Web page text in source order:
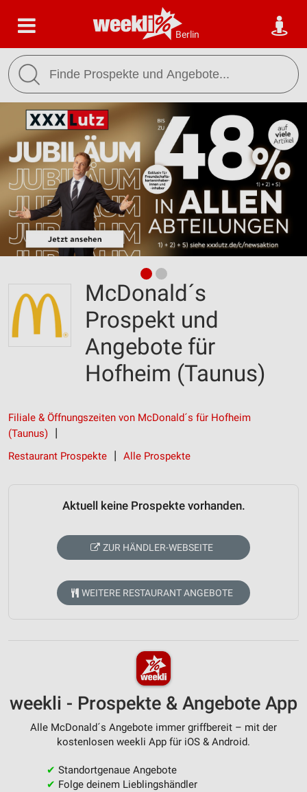
Berlin
McDonald´s
Prospekt und
Angebote für
Hofheim (Taunus)
Filiale & Öffnungszeiten von McDonald´s für Hofheim
(Taunus)
Restaurant Prospekte
Alle Prospekte
Aktuell keine Prospekte vorhanden.
ZUR HÄNDLER-WEBSEITE
WEITERE RESTAURANT ANGEBOTE
weekli - Prospekte & Angebote App
Alle McDonald´s Angebote immer griffbereit – mit der
kostenlosen weekli App für iOS & Android.
✔ Standortgenaue Angebote
✔ Folge deinem Lieblingshändler